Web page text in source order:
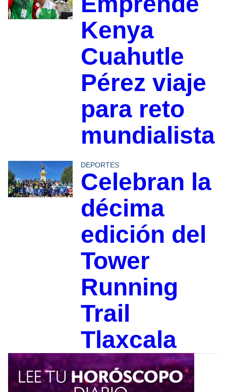
Kenya
Cuahutle
Pérez viaje
para reto
mundialista
DEPORTES
Celebran la
décima
edición del
Tower
Running
Trail
Tlaxcala